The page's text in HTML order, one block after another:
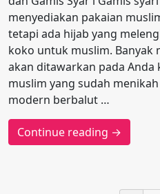
menyediakan pakaian
tetapi ada hijab yang
koko untuk muslim. Banyak
akan ditawarkan pada Anda
muslim yang sudah
modern berbalut …
Continue reading →